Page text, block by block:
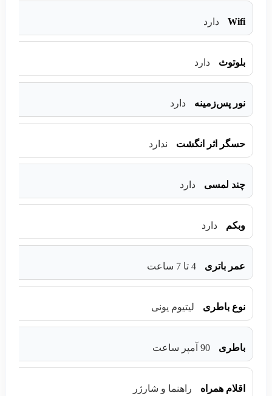
Wifi دارد
بلوتوث دارد
نور پس‌زمینه دارد
حسگر اثر انگشت ندارد
چند لمسی دارد
وبکم دارد
عمر باتری 4 تا 7 ساعت
نوع باطری لیتیوم یونی
باطری 90 آمپر ساعت
اقلام همراه راهنما و شارژر